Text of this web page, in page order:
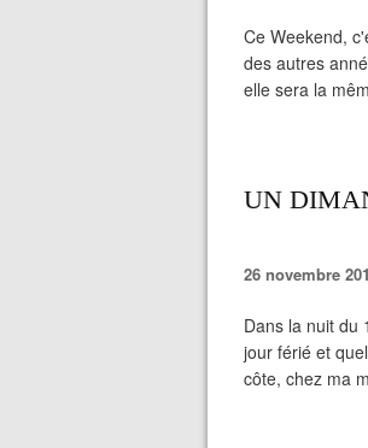
Ce Weekend,
des autres
elle sera la
UN
26 novembre
Dans la nuit du
jour férié et
côte, chez ma